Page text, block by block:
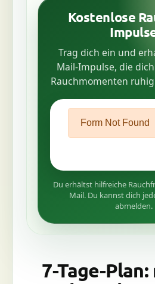
Kostenlose
Trag dich ein und
Mail-Impulse, die
Rauchmomenten
Du erhältst hilfreiche
Mail. Du kannst dich
abmelden.
7-Tage-Plan: